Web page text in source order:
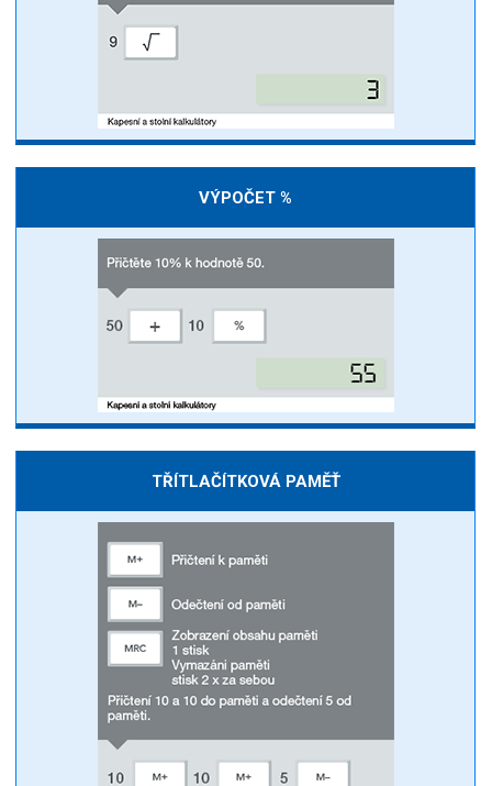
VÝPOČET %
TŘÍTLAČÍTKOVÁ PAMĚŤ